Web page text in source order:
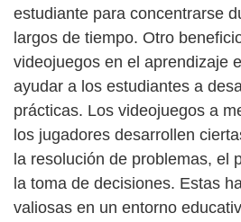
estudiante para concentrarse
largos de tiempo. Otro
videojuegos en el aprendizaje
ayudar a los estudiantes a
prácticas. Los videojuegos a
los jugadores desarrollen
la resolución de problemas, el
la toma de decisiones. Estas
valiosas en un entorno